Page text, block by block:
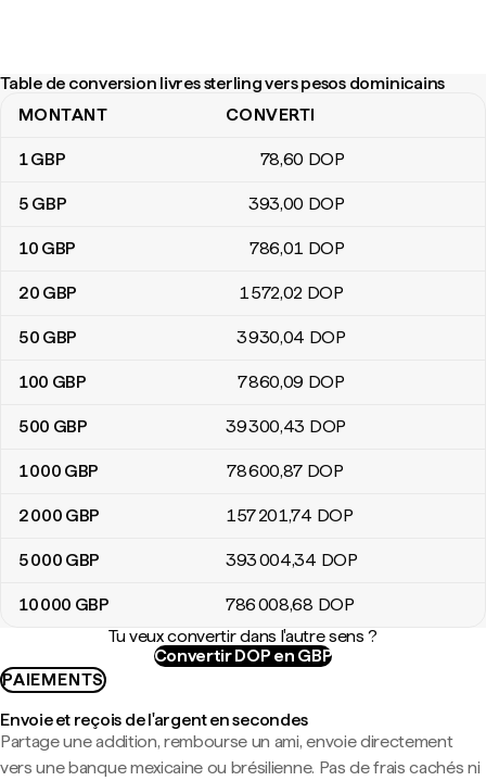
Table de conversion livres sterling vers pesos dominicains
Table de conversion livres sterling vers pesos dominicains
MONTANT CONVERTI
1GBP 78,60 DOP
5 GBP 393,00 DOP
10 GBP 786,01 DOP
20 GBP 1 572,02 DOP
50 GBP 3 930,04 DOP
100 GBP 7 860,09 DOP
500 GBP 39 300,43 DOP
1 000 GBP 78 600,87 DOP
2 000 GBP 157 201,74 DOP
5 000 GBP 393 004,34 DOP
10 000 GBP 786 008,68 DOP
Tu veux convertir dans l'autre sens ?
Convertir DOP en GBP
PAIEMENTS
Envoie et reçois de l'argent en secondes
Partage une addition, rembourse un ami, envoie directement
vers une banque mexicaine ou brésilienne. Pas de frais cachés ni